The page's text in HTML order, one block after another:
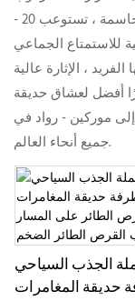
تشمل ميزات المعلمة الرئيسية زاوية تأرجح حاسمة ، تستوعب 20 -
، الإثارة عالية
أفضل لعشاق حديقة
إلى موركين - رواد في
جميع أنحاء العالم.
الجذب السياحي
حديقة المغامرات